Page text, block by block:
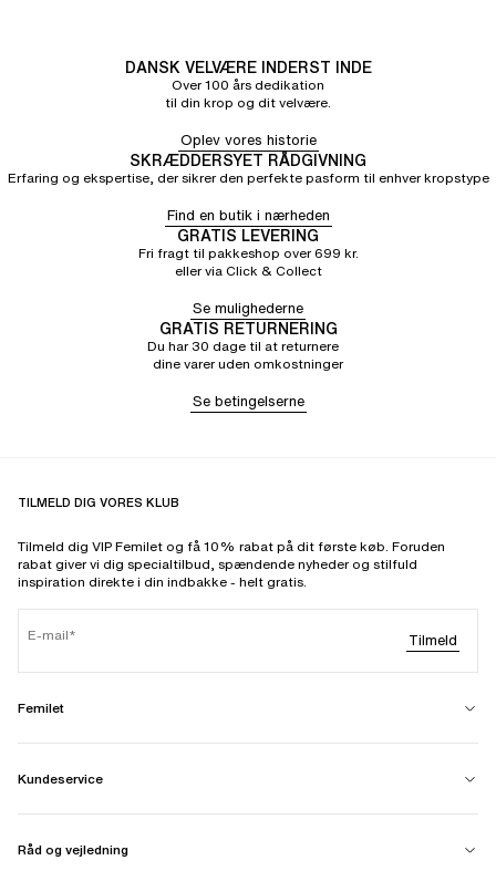
DANSK VELVÆRE INDERST INDE
Over 100 års dedikation
til din krop og dit velvære.
Oplev vores historie
SKRÆDDERSYET RÅDGIVNING
Erfaring og ekspertise, der sikrer den perfekte pasform til enhver kropstype
Find en butik i nærheden
GRATIS LEVERING
Fri fragt til pakkeshop over 699 kr.
eller via Click & Collect
Se mulighederne
GRATIS RETURNERING
Du har 30 dage til at returnere
dine varer uden omkostninger
Se betingelserne
TILMELD DIG VORES KLUB
Tilmeld dig VIP Femilet og få 10% rabat på dit første køb. Foruden
rabat giver vi dig specialtilbud, spændende nyheder og stilfuld
inspiration direkte i din indbakke - helt gratis.
E-mail Tilmeld
Femilet
Kundeservice
Råd og vejledning